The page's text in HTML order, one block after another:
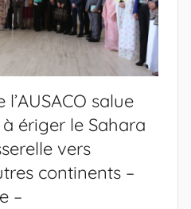
salue
ériger le Sahara
vers
continents –
–